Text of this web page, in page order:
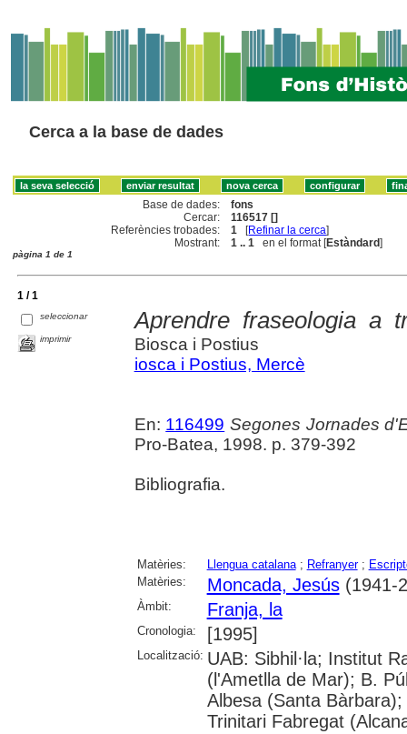
Cerca a la base de dades
Base de dades:
fons
Cercar:
116517 []
Referències trobades:
1 [Refinar la cerca]
Mostrant:
1 .. 1 en el format [Estàndard]
pàgina 1 de 1
1 / 1
seleccionar
imprimir
Aprendre fraseologia a
Biosca i Postius
iosca i Postius, Mercè
En: 116499 Segones Jornades
Pro-Batea, 1998. p. 379-392
Bibliografia.
Matèries: Llengua catalana; Refranyer;
Matèries:
Moncada, Jesús(1941-
Àmbit: Franja, la
Cronologia: [1995]
Localització: UAB: Sibhil·la; Institut
(l'Ametlla de Mar); B.
Albesa (Santa
Trinitari Fabregat